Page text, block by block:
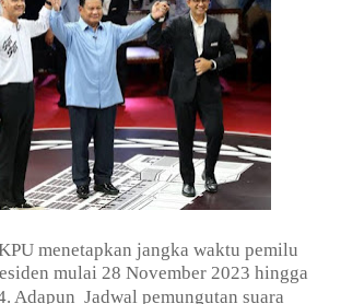
menetapkan jangka waktu pemilu
mulai 28 November 2023 hingga
Adapun Jadwal pemungutan suara